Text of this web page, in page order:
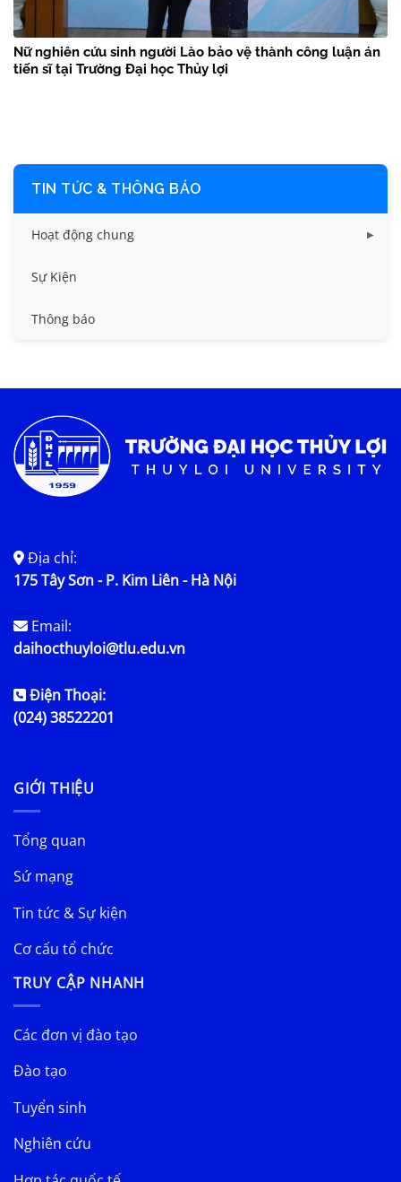
Nữ nghiên cứu sinh người Lào bảo vệ thành công luận án
tiến sĩ tại Trường Đại học Thủy lợi
TIN TỨC & THÔNG BÁO
Hoạt động chung
Tin công tác sinh viên
Tin đào tạo
Tin tức chung
Sự Kiện
Thông báo
Địa chỉ:
175 Tây Sơn - P. Kim Liên - Hà Nội
Email:
daihocthuyloi@tlu.edu.vn
Điện Thoại:
(024) 38522201
GIỚI THIỆU
Tổng quan
Sứ mạng
Tin tức & Sự kiện
Cơ cấu tổ chức
TRUY CẬP NHANH
Các đơn vị đào tạo
Đào tạo
Tuyển sinh
Nghiên cứu